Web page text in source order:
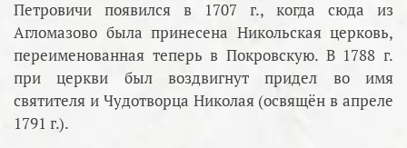
Петровичи появился в 1707 г., когда сюда из
Агломазово была принесена Никольская церковь,
переименованная теперь в Покровскую. В 1788 г.
при церкви был воздвигнут придел во имя
святителя и Чудотворца Николая (освящён в апреле
1791 г.).